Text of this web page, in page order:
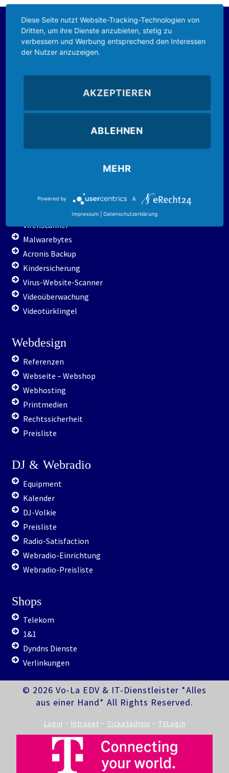
EDV
Leistungen
Datenrettung
Telekommunikation
Virenscanner
Malwarebytes
Acronis Backup
Kindersicherung
Virus-Website-Scanner
Videoüberwachung
Videotürklingel
Webdesign
Referenzen
Webseite – Webshop
Webhosting
Printmedien
Rechtssicherheit
Preisliste
DJ & Webradio
Equipment
Kalender
DJ-Volkie
Preisliste
Radio-Satisfaction
Webradio-Einrichtung
Webradio-Preisliste
Shops
Telekom
1&1
Dyndns Dienste
Verlinkungen
© 2026 Vo-La EDV & IT-Dienstleister *Alles
aus einer Hand* All Rights Reserved.
Login ~ Intranet ~ Ticketadmin ~ TVLogin
Diese Seite nutzt Website-Tracking-Technologien von
Dritten, um ihre Dienste anzubieten, stetig zu
verbessern und Werbung entsprechend den Interessen
der Nutzer anzuzeigen.
AKZEPTIEREN
ABLEHNEN
MEHR
Powered by &
Impressum Datenschutzerklärung